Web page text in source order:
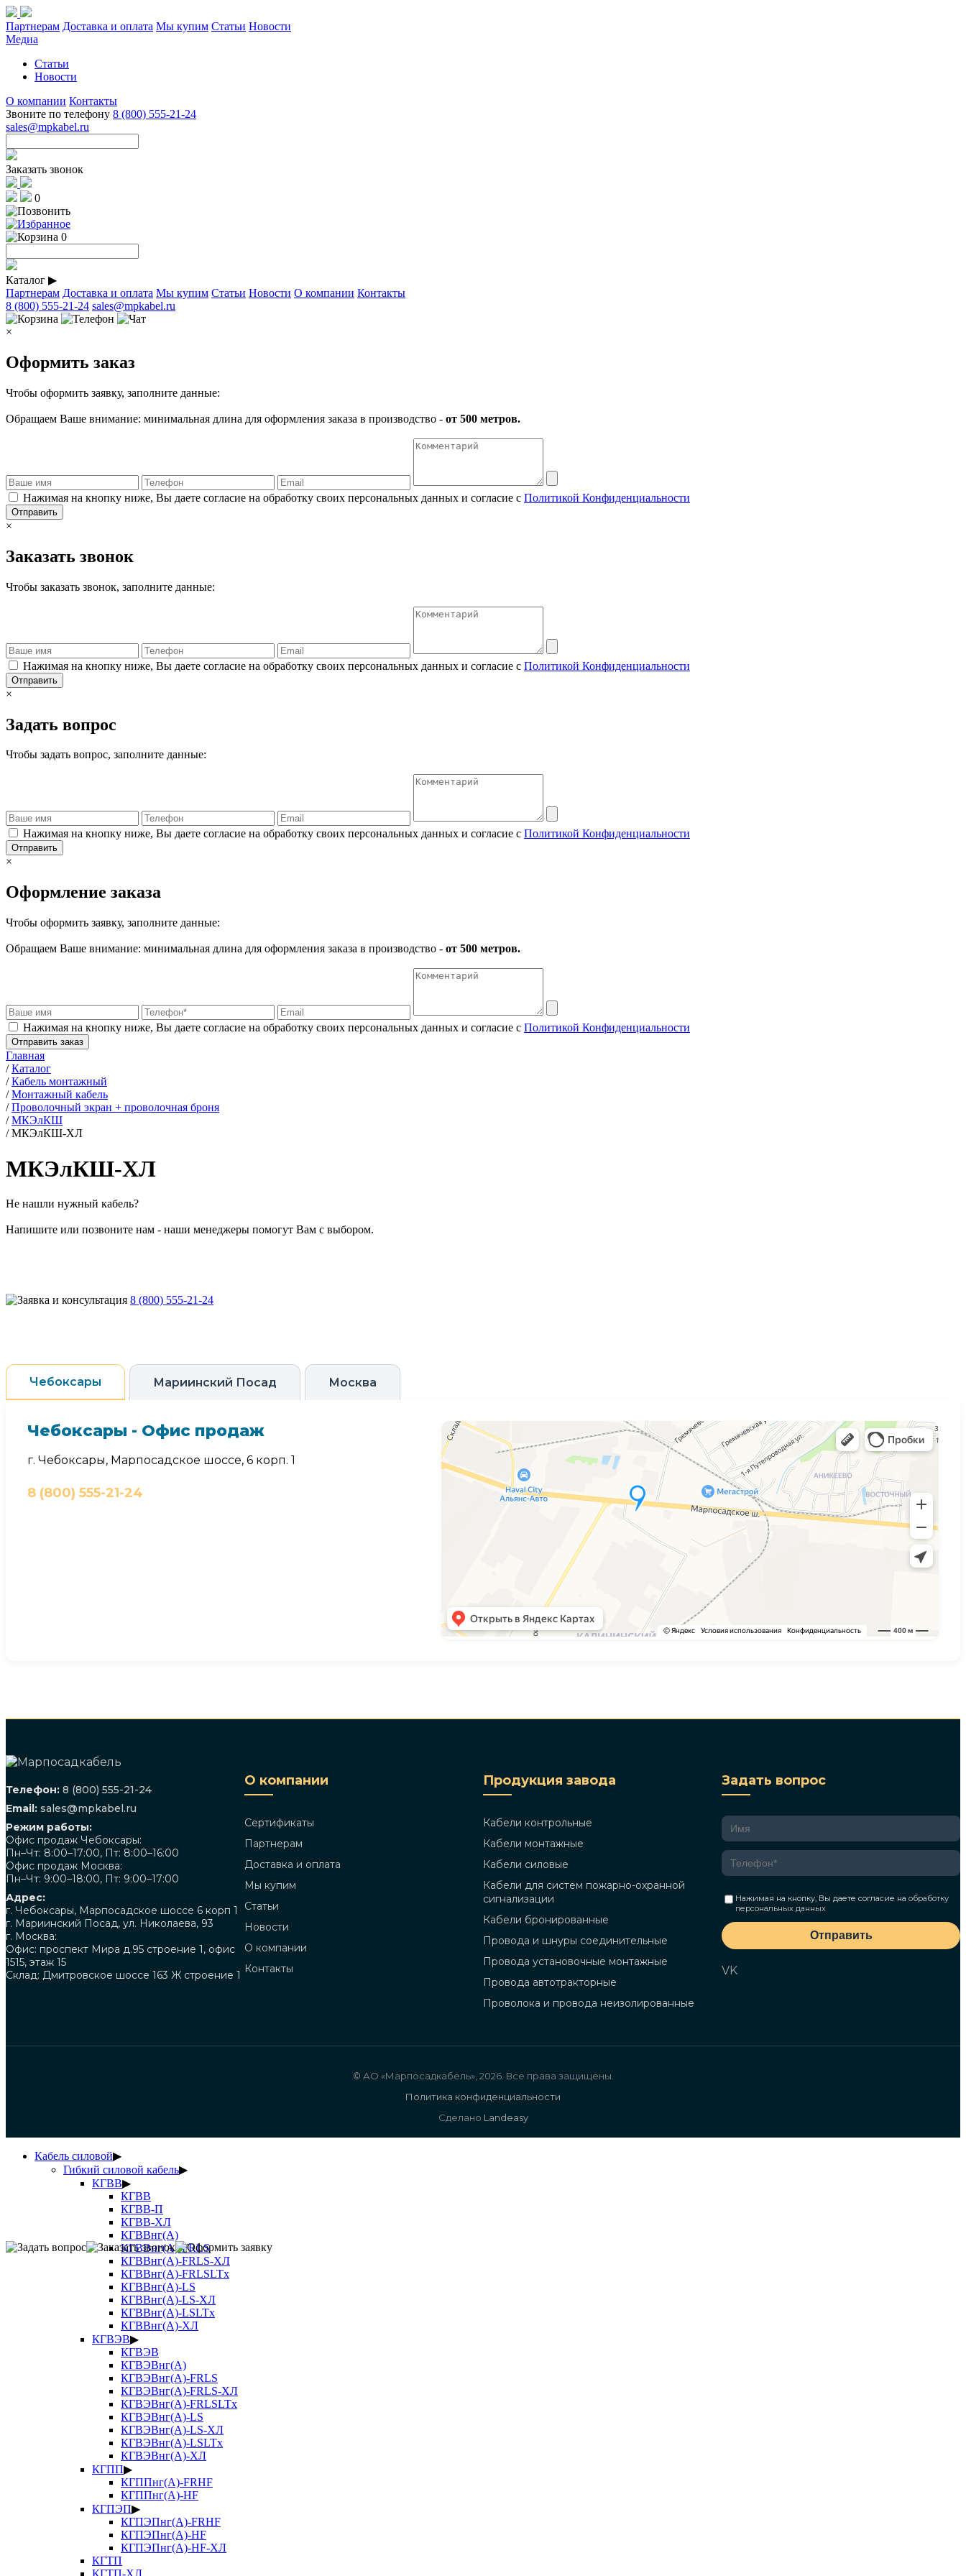
Партнерам Доставка и оплата Мы купим Статьи Новости
Медиа
Статьи
Новости
О компании Контакты
Звоните по телефону 8 (800) 555-21-24
sales@mpkabel.ru
Заказать звонок
0
0
Каталог ▶
Партнерам Доставка и оплата Мы купим Статьи Новости О компании Контакты
8 (800) 555-21-24 sales@mpkabel.ru
×
Оформить заказ
Чтобы оформить заявку, заполните данные:
Обращаем Ваше внимание: минимальная длина для оформления заказа в производство - от 500 метров.
Нажимая на кнопку ниже, Вы даете согласие на обработку своих персональных данных и согласие с Политикой Конфиденциальности
Отправить
×
Заказать звонок
Чтобы заказать звонок, заполните данные:
Нажимая на кнопку ниже, Вы даете согласие на обработку своих персональных данных и согласие с Политикой Конфиденциальности
Отправить
×
Задать вопрос
Чтобы задать вопрос, заполните данные:
Нажимая на кнопку ниже, Вы даете согласие на обработку своих персональных данных и согласие с Политикой Конфиденциальности
Отправить
×
Оформление заказа
Чтобы оформить заявку, заполните данные:
Обращаем Ваше внимание: минимальная длина для оформления заказа в производство - от 500 метров.
Нажимая на кнопку ниже, Вы даете согласие на обработку своих персональных данных и согласие с Политикой Конфиденциальности
Отправить заказ
Главная
/Каталог
/Кабель монтажный
/Монтажный кабель
/Проволочный экран + проволочная броня
/МКЭлКШ
/МКЭлКШ-ХЛ
МКЭлКШ-ХЛ
Не нашли нужный кабель?
Напишите или позвоните нам - наши менеджеры помогут Вам с выбором.
8 (800) 555-21-24
Чебоксары Мариинский Посад Москва
Чебоксары - Офис продаж
г. Чебоксары, Марпосадское шоссе, 6 корп. 1
8 (800) 555-21-24
Телефон: 8 (800) 555-21-24
Email: sales@mpkabel.ru
Режим работы:
Офис продаж Чебоксары:
Пн–Чт: 8:00–17:00, Пт: 8:00–16:00
Офис продаж Москва:
Пн–Чт: 9:00–18:00, Пт: 9:00–17:00
Адрес:
г. Чебоксары, Марпосадское шоссе 6 корп 1
г. Мариинский Посад, ул. Николаева, 93
г. Москва:
Офис: проспект Мира д.95 строение 1, офис
1515, этаж 15
Склад: Дмитровское шоссе 163 Ж строение 1
О компании
Сертификаты
Партнерам
Доставка и оплата
Мы купим
Статьи
Новости
О компании
Контакты
Продукция завода
Кабели контрольные
Кабели монтажные
Кабели силовые
Кабели для систем пожарно-охранной
сигнализации
Кабели бронированные
Провода и шнуры соединительные
Провода установочные монтажные
Провода автотракторные
Проволока и провода неизолированные
Задать вопрос
Нажимая на кнопку, Вы даете согласие на обработку
персональных данных
Отправить
VK
© АО «Марпосадкабель», 2026. Все права защищены.
Политика конфиденциальности
Сделано Landeasy
Кабель силовой▶
Гибкий силовой кабель▶
КГВВ▶
КГВВ
КГВВ-П
КГВВ-ХЛ
КГВВнг(А)
КГВВнг(А)-FRLS
КГВВнг(А)-FRLS-ХЛ
КГВВнг(А)-FRLSLTx
КГВВнг(А)-LS
КГВВнг(А)-LS-ХЛ
КГВВнг(А)-LSLTx
КГВВнг(А)-ХЛ
КГВЭВ▶
КГВЭВ
КГВЭВнг(А)
КГВЭВнг(А)-FRLS
КГВЭВнг(А)-FRLS-ХЛ
КГВЭВнг(А)-FRLSLTx
КГВЭВнг(А)-LS
КГВЭВнг(А)-LS-ХЛ
КГВЭВнг(А)-LSLTx
КГВЭВнг(А)-ХЛ
КГПП▶
КГППнг(А)-FRHF
КГППнг(А)-HF
КГПЭП▶
КГПЭПнг(А)-FRHF
КГПЭПнг(А)-HF
КГПЭПнг(А)-HF-ХЛ
КГТП
КГТП-ХЛ